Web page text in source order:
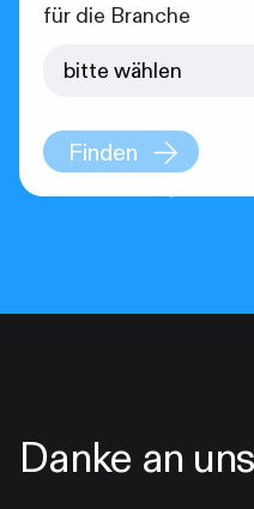
für die Branche
Finden
Danke an